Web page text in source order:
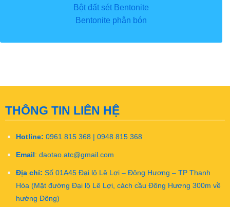
Bột đất sét Bentonite
Bentonite phân bón
THÔNG TIN LIÊN HỆ
Hotline: 0961 815 368 | 0948 815 368
Email : daotao.atc@gmail.com
Địa chỉ: Số 01A45 Đại lộ Lê Lợi – Đông Hương – TP Thanh
Hóa (Mặt đường Đại lộ Lê Lợi, cách cầu Đông Hương 300m về
hướng Đông)